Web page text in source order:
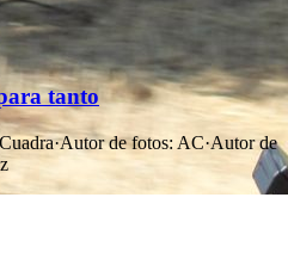
tanto
·Autor de fotos: AC·Autor de